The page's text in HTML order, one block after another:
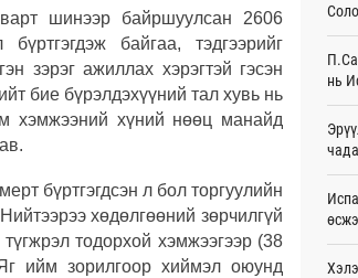
шинээр байршуулсан 2606
байгаа, тэдгээрийг
зэрэг ажиллах хэрэгтэй гэсэн
бие бүрэлдэхүүний тал хувь нь
хэмжээний хүний нөөц манайд
бүртгэгдсэн л бол торгуулийн
хөдөлгөөний зөрчилгүй
тодорхой хэмжээгээр (38
ийм зорилгоор хиймэл оюунд
нь